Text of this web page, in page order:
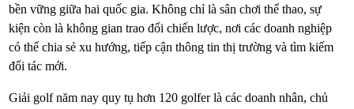
bền vững giữa hai quốc gia. Không chỉ là sân chơi thể thao, sự
kiện còn là không gian trao đổi chiến lược, nơi các doanh nghiệp
có thể chia sẻ xu hướng, tiếp cận thông tin thị trường và tìm kiếm
đối tác mới.
Giải golf năm nay quy tụ hơn 120 golfer là các doanh nhân, chủ